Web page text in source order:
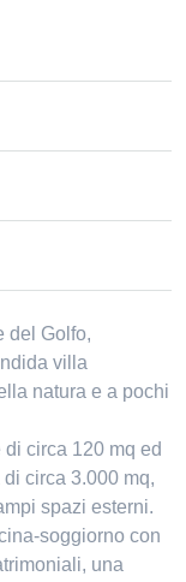
del Golfo,
villa
natura e a pochi
circa 120 mq ed
circa 3.000 mq,
spazi esterni.
soggiorno con
una